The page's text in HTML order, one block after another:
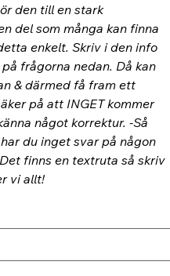
den till en stark
del som många kan finna
enkelt. Skriv i den info
frågorna nedan. Då kan
& därmed få fram ett
på att INGET kommer
något korrektur. -Så
du inget svar på någon
finns en textruta så skriv
vi allt!